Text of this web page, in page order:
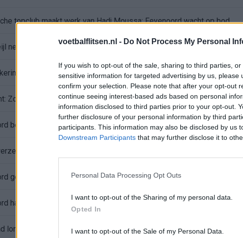
voetbalflitsen.nl - Do Not Process My Personal
If you wish to opt-out of the sale, sharing to third parties,
sensitive information for targeted advertising by us, please
confirm your selection. Please note that after your opt-out
continue seeing interest-based ads based on personal
information disclosed to third parties prior to your opt-out.
further disclosure of your personal information by third
participants. This information may also be disclosed by us
Downstream Participants that may further disclose it to
Personal Data Processing Opt Outs
I want to opt-out of the Sharing of my personal data.
Opted In
I want to opt-out of the Sale of my Personal Data.
topclub maakt werk van Hadj Moussa: Feyenoord wacht op bod
neemt definitief afscheid van Deventer: Feyenoorder zet woning te
haalt hard uit na opmerkingen over zijn gewicht
Zo presteren de Feyenoord-spelers op het WK 2026
begint aan nieuw tijdperk: programma richting seizoenstart
meteen bergen bij Feyenoord: lef of overmoed?
gebruikt Ajax-talenten voor nieuwe route
haakte al snel af: WK-sensatie Gil Mora blijkt onhaalbaar voor